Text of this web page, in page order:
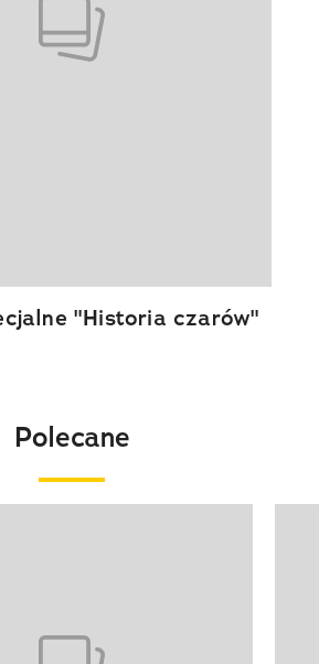
"Historia czarów"
Polecane